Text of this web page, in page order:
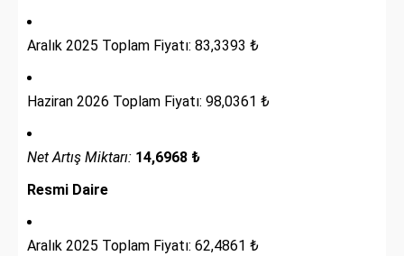
Aralık 2025 Toplam Fiyatı: 83,3393 ₺
Haziran 2026 Toplam Fiyatı: 98,0361 ₺
Net Artış Miktarı: 14,6968 ₺
Resmi Daire
Aralık 2025 Toplam Fiyatı: 62,4861 ₺